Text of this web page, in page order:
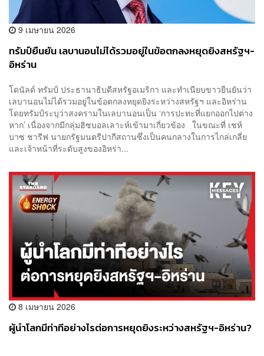
9 เมษายน 2026
ทรัมป์ยืนยัน เลบานอนไม่ได้รวมอยู่ในข้อตกลงหยุดยิงสหรัฐฯ-
อิหร่าน
โดนัลด์ ทรัมป์ ประธานาธิบดีสหรัฐอเมริกา และทำเนียบขาวยืนยันว่า
เลบานอนไม่ได้รวมอยู่ในข้อตกลงหยุดยิงระหว่างสหรัฐฯ และอิหร่าน
โดยทรัมป์ระบุว่าสงครามในเลบานอนเป็น ‘การปะทะที่แยกออกไปต่าง
หาก’ เนื่องจากมีกลุ่มฮิซบอลเลาะห์เข้ามาเกี่ยวข้อง ในขณะที่ เชห์
บาซ ชารีฟ นายกรัฐมนตรีปากีสถานซึ่งเป็นคนกลางในการไกล่เกลี่ย
และเจ้าหน้าที่ระดับสูงของอิหร่า...
8 เมษายน 2026
ผู้นำโลกมีท่าทีอย่างไรต่อการหยุดยิงระหว่างสหรัฐฯ-อิหร่าน?